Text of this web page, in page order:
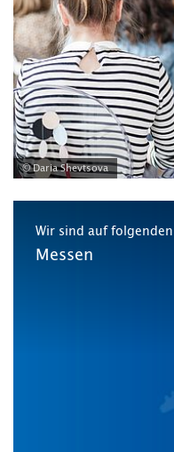
© Daria Shevtsova
Wir sind auf folgenden
Messen